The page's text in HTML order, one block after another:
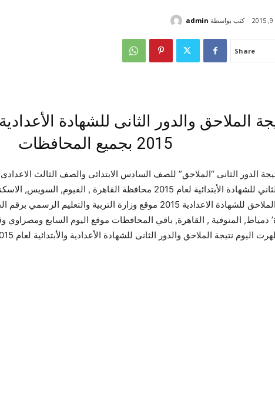
كتب بواسطة admin
Share
الملاحق والدور الثانى للشهادة الأعدادية
2015 بجميع المحافظات
الدور الثاني للشهادة الأبتدائية لعام 2015 محافظة القاهرة ,
الثاني الملاحق للشهادة الاعدادية 2015 موقع وزارة التربية
دمياط, المنوفية , القاهرة, باقي المحافظات موقع اليوم السابع ومصراوي
نتيجة الملاحق والدور الثانى للشهادة الأعدادية والأبتدائية لعام 2015 بجميع المحافظات .